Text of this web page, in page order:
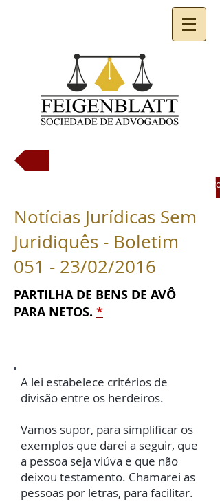
Pediram meu nome emprestado. O que devo
Notícias Jurídicas Sem
Juridiquês - Boletim
051 - 23/02/2016
PARTILHA DE BENS DE AVÔ
PARA NETOS. *
A lei estabelece critérios de
divisão entre os herdeiros.
Vamos supor, para simplificar os
exemplos que darei a seguir, que
a pessoa seja viúva e que não
deixou testamento. Chamarei as
pessoas por letras, para facilitar.